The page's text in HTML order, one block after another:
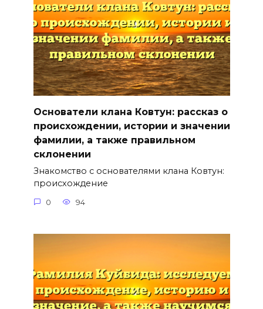
Основатели клана Ковтун: рассказ о
происхождении, истории и значении
фамилии, а также правильном
склонении
Знакомство с основателями клана Ковтун:
происхождение
0 94